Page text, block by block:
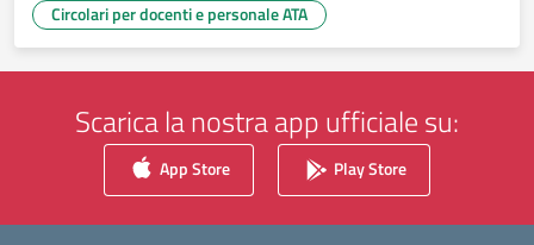
Circolari per docenti e personale ATA
Scarica la nostra app ufficiale su:
App Store Play Store